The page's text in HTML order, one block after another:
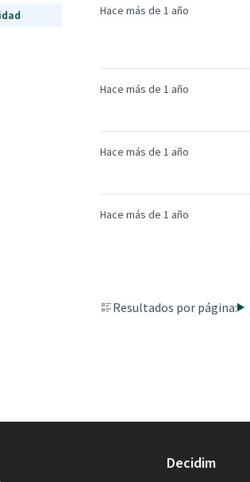
Hace más de 1 año
Hace más de 1 año
Hace más de 1 año
Hace más de 1 año
Resultados por página:
Decidim